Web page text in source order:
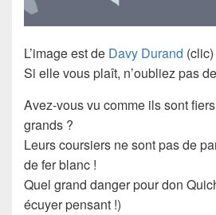
L’image est de Davy Durand (clic)
Si elle vous plaît, n’oubliez pas
Avez-vous vu comme ils sont
grands ?
Leurs coursiers ne sont pas de
de fer blanc !
Quel grand danger pourdon
écuyer pensant !)